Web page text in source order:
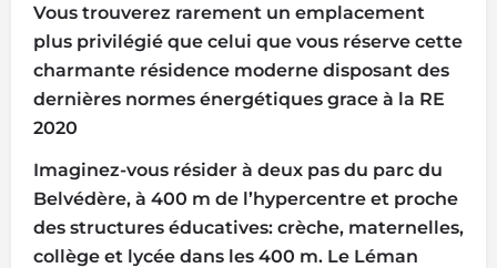
Vous trouverez rarement un emplacement
plus privilégié que celui que vous réserve cette
charmante résidence moderne disposant des
dernières normes énergétiques grace à la RE
2020
Imaginez-vous résider à deux pas du parc du
Belvédère, à 400 m de l’hypercentre et proche
des structures éducatives: crèche, maternelles,
collège et lycée dans les 400 m. Le Léman